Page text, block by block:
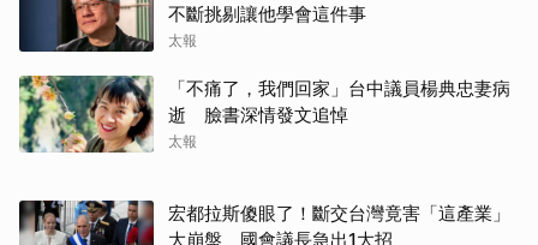
不斷挑剔讓他學會這件事
太報
「不痛了，我們回家」台中議員楊典忠妻病
逝 臉書深情發文追悼
太報
宏都拉斯傻眼了！斷交台灣竟害「這產業」
大崩盤 國會議長急出1大招